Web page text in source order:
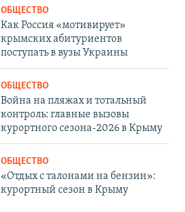
ОБЩЕСТВО
Как Россия «мотивирует»
крымских абитуриентов
поступать в вузы Украины
ОБЩЕСТВО
Война на пляжах и тотальный
контроль: главные вызовы
курортного сезона-2026 в Крыму
ОБЩЕСТВО
«Отдых с талонами на бензин»:
курортный сезон в Крыму